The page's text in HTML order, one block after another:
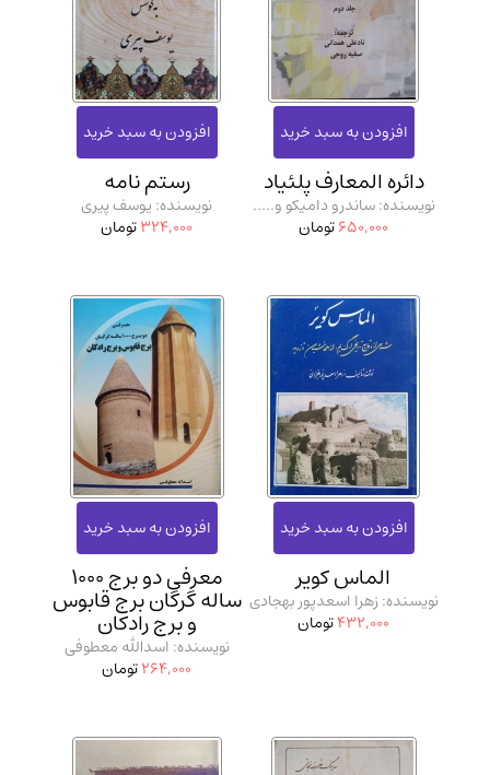
دائره المعارف پلئیاد
نویسنده: ساندرو دامیکو و.....
650,000تومان
رستم نامه
نویسنده: یوسف پیری
324,000تومان
الماس کویر
نویسنده: زهرا اسعدپور بهجادی
432,000تومان
معرفی دو برج 1000
ساله گرگان برج قابوس
و برج رادکان
نویسنده: اسدالله معطوفی
264,000تومان